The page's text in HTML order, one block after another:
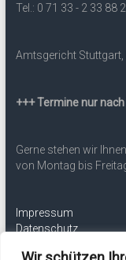
Tel.: 0 71 33 - 2 33 88
Amtsgericht Stuttgart,
+++ Termine nur
Gerne stehen wir
von Montag bis
Impressum
Datenschutz